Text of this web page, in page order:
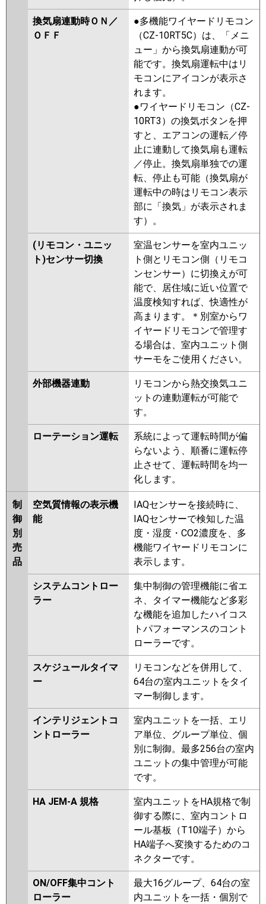
換気扇連動時ＯＮ／
ＯＦＦ
●多機能ワイヤードリモコン
（CZ-10RT5C）は、「メニ
ュー」から換気扇連動が可
能です。換気扇運転中はリ
モコンにアイコンが表示さ
れます。
●ワイヤードリモコン（CZ-
10RT3）の換気ボタンを押
すと、エアコンの運転／停
止に連動して換気扇も運転
／停止。換気扇単独での運
転、停止も可能（換気扇が
運転中の時はリモコン表示
部に「換気」が表示されま
す）。
(リモコン・ユニッ
ト)センサー切換
室温センサーを室内ユニッ
ト側とリモコン側（リモコ
ンセンサー）に切換えが可
能で、居住域に近い位置で
温度検知すれば、快適性が
高まります。＊別室からワ
イヤードリモコンで管理す
る場合は、室内ユニット側
サーモをご使用ください。
外部機器連動
リモコンから熱交換気ユニ
ットの連動運転が可能で
す。
ローテーション運転
系統によって運転時間が偏
らないよう、順番に運転停
止させて、運転時間を均一
化します。
制
御
別
売
品
空気質情報の表示機
能
IAQセンサーを接続時に、
IAQセンサーで検知した温
度・湿度・CO2濃度を、多
機能ワイヤードリモコンに
表示します。
システムコントロー
ラー
集中制御の管理機能に省エ
ネ、タイマー機能など多彩
な機能を追加したハイコス
トパフォーマンスのコント
ローラーです。
スケジュールタイマ
ー
リモコンなどを併用して、
64台の室内ユニットをタイ
マー制御します。
インテリジェントコ
ントローラー
室内ユニットを一括、エリ
ア単位、グループ単位、個
別に制御。最多256台の室内
ユニットの集中管理が可能
です。
HA JEM-A 規格
室内ユニットをHA規格で制
御する際に、室内コントロ
ール基板（T10端子）から
HA端子へ変換するためのコ
ネクターです。
ON/OFF集中コント
ローラー
最大16グループ、64台の室
内ユニットを一括・個別で